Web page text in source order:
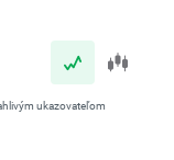
ukazovateľom